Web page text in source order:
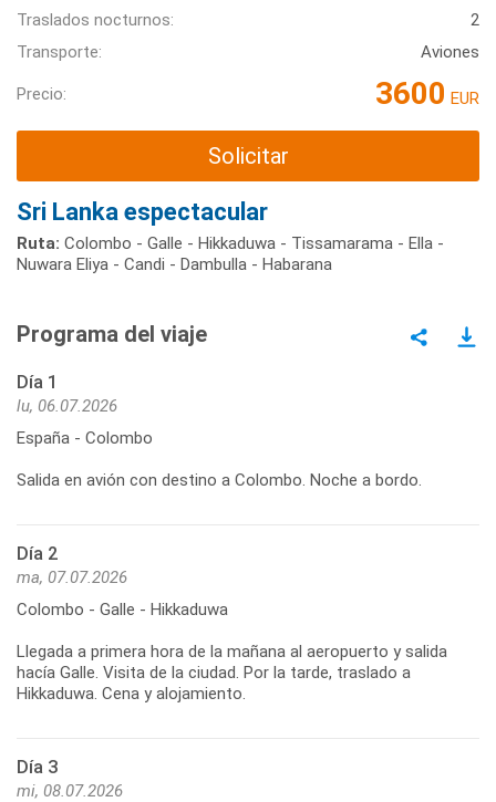
Traslados nocturnos:
2
Transporte:
Aviones
Precio: 3600 EUR
Solicitar
Sri Lanka espectacular
Ruta: Colombo - Galle - Hikkaduwa - Tissamarama - Ella -
Nuwara Eliya - Candi - Dambulla - Habarana
Programa del viaje
Día 1
lu, 06.07.2026
España - Colombo
Salida en avión con destino a Colombo. Noche a bordo.
Día 2
ma, 07.07.2026
Colombo - Galle - Hikkaduwa
Llegada a primera hora de la mañana al aeropuerto y salida
hacía Galle. Visita de la ciudad. Por la tarde, traslado a
Día 3
mi, 08.07.2026